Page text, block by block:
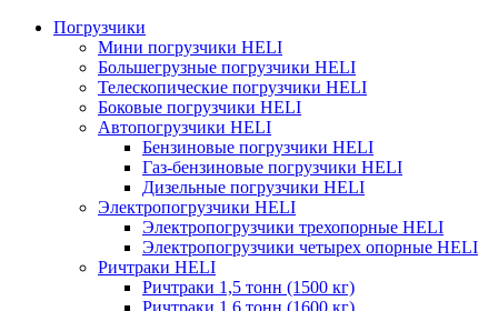
Погрузчики
Мини погрузчики HELI
Большегрузные погрузчики HELI
Телескопические погрузчики HELI
Боковые погрузчики HELI
Автопогрузчики HELI
Бензиновые погрузчики HELI
Газ-бензиновые погрузчики HELI
Дизельные погрузчики HELI
Электропогрузчики HELI
Электропогрузчики трехопорные HELI
Электропогрузчики четырех опорные HELI
Ричтраки HELI
Ричтраки 1,5 тонн (1500 кг)
Ричтраки 1,6 тонн (1600 кг)